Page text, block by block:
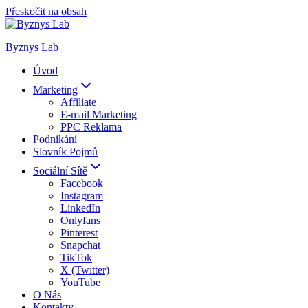
Přeskočit na obsah
Byznys Lab
Úvod
Marketing
Affiliate
E-mail Marketing
PPC Reklama
Podnikání
Slovník Pojmů
Sociální Sítě
Facebook
Instagram
LinkedIn
Onlyfans
Pinterest
Snapchat
TikTok
X (Twitter)
YouTube
O Nás